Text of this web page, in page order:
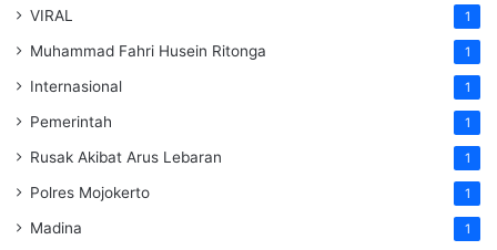
VIRAL 1
Muhammad Fahri Husein Ritonga 1
Internasional 1
Pemerintah 1
Rusak Akibat Arus Lebaran 1
Polres Mojokerto 1
Madina 1